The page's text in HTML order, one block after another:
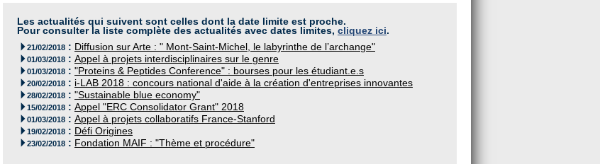
Les actualités qui suivent sont celles dont la date limite est proche.
Pour consulter la liste complète des actualités avec dates limites, cliquez ici.
21/02/2018 : Diffusion sur Arte : " Mont-Saint-Michel, le labyrinthe de l’archange"
01/03/2018 : Appel à projets interdisciplinaires sur le genre
01/03/2018 : "Proteins & Peptides Conference" : bourses pour les étudiant.e.s
20/02/2018 : i-LAB 2018 : concours national d'aide à la création d'entreprises innovantes
28/02/2018 : "Sustainable blue economy"
15/02/2018 : Appel "ERC Consolidator Grant" 2018
01/03/2018 : Appel à projets collaboratifs France-Stanford
19/02/2018 : Défi Origines
23/02/2018 : Fondation MAIF : "Thème et procédure"